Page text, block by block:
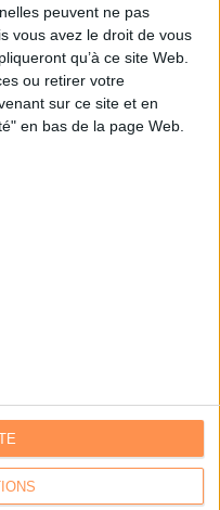
peuvent ne pas
vous avez le droit de vous
qu’à ce site Web.
ou retirer votre
sur ce site et en
en bas de la page Web.
avec ACE